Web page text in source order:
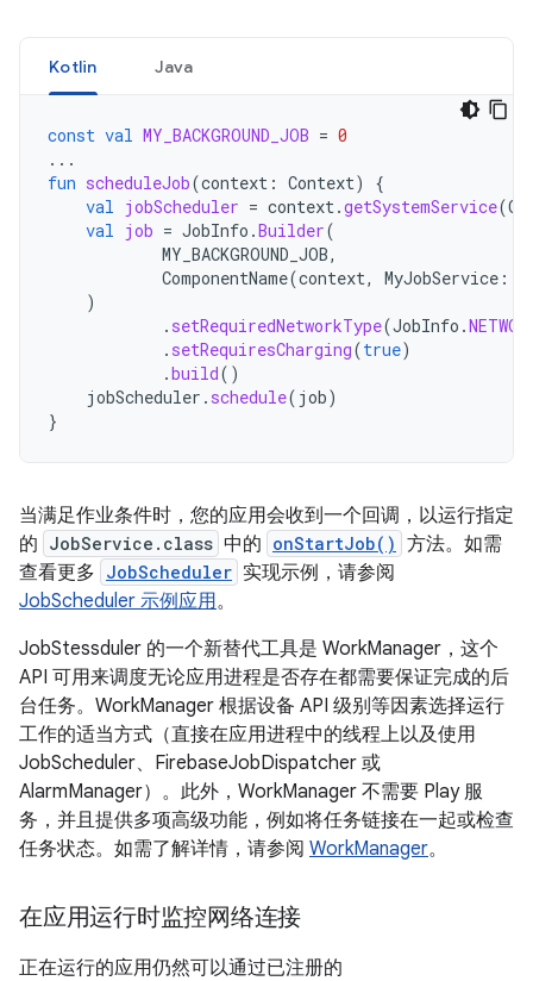
Kotlin Java
const val MY_BACKGROUND_JOB = 0
...
fun scheduleJob(context : Context)
{
val jobScheduler = context.getSystemService(
val job = JobInfo .Builder(
MY_BACKGROUND_JOB,
ComponentName(context, MyJobService ::
)
. setRequiredNetworkType(JobInfo .
. setRequiresCharging(true)
.build()
jobScheduler . schedule( job)
}
当满足作业条件时，您的应用会收到一个回调，以运行指定
的 JobService.class 中的 onStartJob() 方法。如需
查看更多 JobScheduler 实现示例，请参阅
JobScheduler 示例应用。
JobStessduler 的一个新替代工具是 WorkManager，这个
API 可用来调度无论应用进程是否存在都需要保证完成的后
台任务。WorkManager 根据设备 API 级别等因素选择运行
工作的适当方式（直接在应用进程中的线程上以及使用
JobScheduler、FirebaseJobDispatcher 或
AlarmManager）。此外，WorkManager 不需要 Play 服
务，并且提供多项高级功能，例如将任务链接在一起或检查
任务状态。如需了解详情，请参阅 WorkManager。
在应用运行时监控网络连接
正在运行的应用仍然可以通过已注册的